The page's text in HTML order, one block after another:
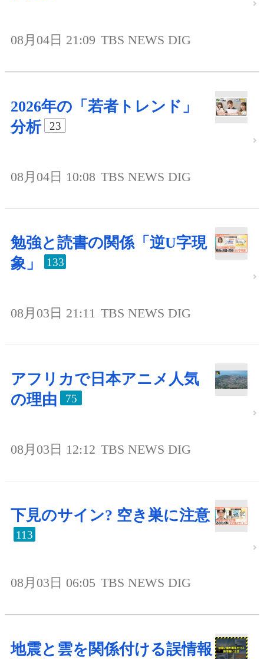
08月04日 21:09 TBS NEWS DIG
2026年の「若者トレンド」
分析
23
08月04日 10:08 TBS NEWS DIG
勉強と読書の関係「逆U字現
象」
133
08月03日 21:11 TBS NEWS DIG
アフリカで日本アニメ人気
の理由
75
08月03日 12:12 TBS NEWS DIG
下見のサイン? 空き巣に注意
113
08月03日 06:05 TBS NEWS DIG
地震と雲を関係付ける誤情報